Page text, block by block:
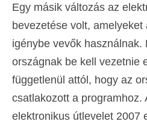
Egy másik változás az
bevezetése volt,
igénybe vevők használnak.
országnak be kell vezetnie
függetlenül attól, hogy az
csatlakozott a programhoz.
elektronikus útlevelet 2007